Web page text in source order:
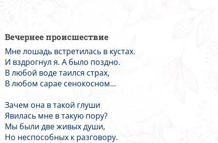
Вечернее происшествие
Мне лошадь встретилась в кустах.
И вздрогнул я. А было поздно.
В любой воде таился страх,
В любом сарае сенокосном...
Зачем она в такой глуши
Явилась мне в такую пору?
Мы были две живых души,
Но неспособных к разговору.